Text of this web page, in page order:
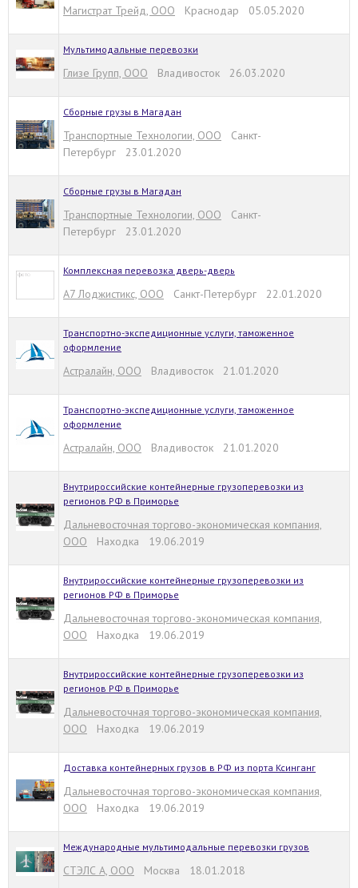
Магистрат Трейд, ООО Краснодар 05.05.2020
Мультимодальные перевозки
Глизе Групп, ООО Владивосток 26.03.2020
Сборные грузы в Магадан
Транспортные Технологии, ООО Санкт-
Петербург 23.01.2020
Сборные грузы в Магадан
Транспортные Технологии, ООО Санкт-
Петербург 23.01.2020
Комплексная перевозка дверь-дверь
А7 Лоджистикс, ООО Санкт-Петербург 22.01.2020
Транспортно-экспедиционные услуги, таможенное
оформление
Астралайн, ООО Владивосток 21.01.2020
Транспортно-экспедиционные услуги, таможенное
оформление
Астралайн, ООО Владивосток 21.01.2020
Внутрироссийские контейнерные грузоперевозки из
регионов РФ в Приморье
Дальневосточная торгово-экономическая компания,
ООО Находка 19.06.2019
Внутрироссийские контейнерные грузоперевозки из
регионов РФ в Приморье
Дальневосточная торгово-экономическая компания,
ООО Находка 19.06.2019
Внутрироссийские контейнерные грузоперевозки из
регионов РФ в Приморье
Дальневосточная торгово-экономическая компания,
ООО Находка 19.06.2019
Доставка контейнерных грузов в РФ из порта Ксинганг
Дальневосточная торгово-экономическая компания,
ООО Находка 19.06.2019
Международные мультимодальные перевозки грузов
СТЭЛС А, ООО Москва 18.01.2018